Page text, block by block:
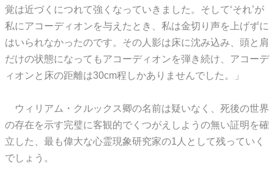
覚は近づくにつれて強くなっていきました。そして‘それ’が
私にアコーディオンを与えたとき、私は金切り声を上げずに
はいられなかったのです。その人影は床に沈み込み、頭と肩
だけの状態になってもアコーディオンを弾き続け、アコーデ
ィオンと床の距離は30cm程しかありませんでした。」
ウィリアム・クルックス卿の名前は疑いなく、死後の世界
の存在を示す完璧に客観的でくつがえしようの無い証明を確
立した、最も偉大な心霊現象研究家の1人として残っていく
でしょう。